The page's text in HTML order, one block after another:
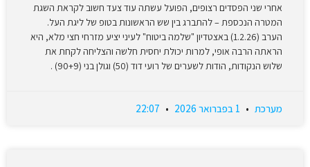
אחרי שני הפסדים רצופים, הפועל עשתה עוד צעד חשוב לקראת השגת
המטרה הנכספת – להתברג בין שש הראשונות בטופ של ליגת העל.
הערב (1.2.26) באצטדיון "שלמה ביטוח" לעיני יציע מזרחי חצי מלא, היא
הראתה הרבה אופי, למרות יכולת יחסית חלשה והצליחה לקחת את
שלוש הנקודות, הודות לשערים של רועי דוד (50) וגולן בני (90+9) .
מערכת